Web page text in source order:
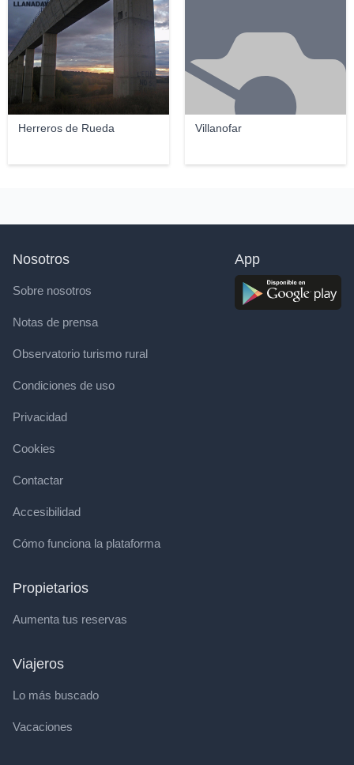
Herreros de Rueda
LLANADAY
Villanofar
Nosotros
Sobre nosotros
Notas de prensa
Observatorio turismo rural
Condiciones de uso
Privacidad
Cookies
Contactar
Accesibilidad
Cómo funciona la plataforma
Propietarios
Aumenta tus reservas
Viajeros
Lo más buscado
Vacaciones
App